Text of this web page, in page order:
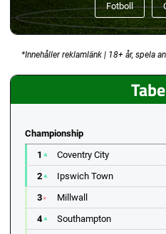
Fotboll
*Innehåller reklamlänk | 18+ år, spela
Championship
1
Coventry City
2
Ipswich Town
3
Millwall
4
Southampton